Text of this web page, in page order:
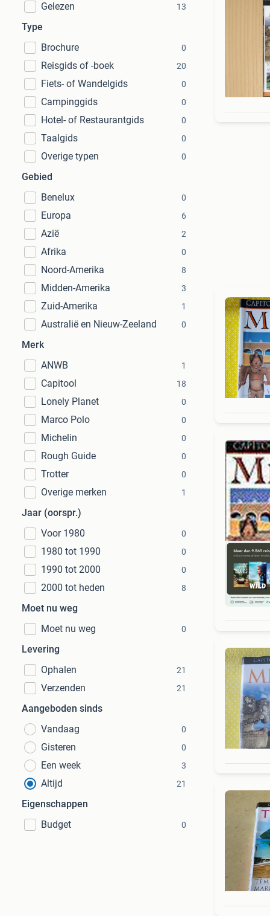
Gelezen 13
Type
Brochure
0
Reisgids of -boek 20
Fiets- of Wandelgids 0
Campinggids 0
Hotel- of Restaurantgids 0
Taalgids 0
Overige typen 0
Gebied
Benelux
0
Europa 6
Azië 2
Afrika 0
Noord-Amerika 8
Midden-Amerika 3
Zuid-Amerika 1
Australië en Nieuw-Zeeland 0
Merk
ANWB
1
Capitool 18
Lonely Planet 0
Marco Polo 0
Michelin 0
Rough Guide 0
Trotter 0
Overige merken 1
Jaar (oorspr.)
Voor 1980
0
1980 tot 1990 0
1990 tot 2000 0
2000 tot heden 8
Moet nu weg
Moet nu weg
0
Levering
Ophalen
21
Verzenden 21
Aangeboden sinds
Vandaag
0
Gisteren 0
Een week 3
Altijd 21
Eigenschappen
Budget
0